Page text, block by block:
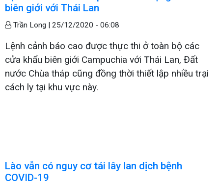
biên giới với Thái Lan
Trần Long | 25/12/2020 - 06:08
Lệnh cảnh báo cao được thực thi ở toàn bộ các
cửa khẩu biên giới Campuchia với Thái Lan, Đất
nước Chùa tháp cũng đồng thời thiết lập nhiều trại
cách ly tại khu vực này.
Lào vẫn có nguy cơ tái lây lan dịch bệnh
COVID-19